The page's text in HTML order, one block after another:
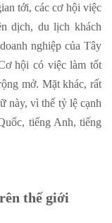
tới, các cơ hội việc
dịch, du lịch khách
nghiệp của Tây
hội có việc làm tốt
mở. Mặt khác, rất
này, vì thế tỷ lệ cạnh
tiếng Anh, tiếng
thế giới